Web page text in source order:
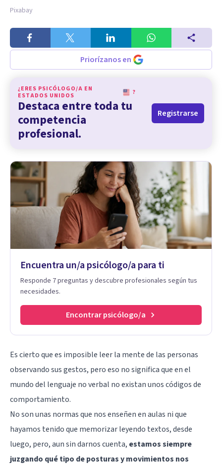
Pixabay
Priorízanos en
¿ERES PSICÓLOGO/A EN
ESTADOS UNIDOS
?
Destaca entre toda tu
competencia
profesional.
Registrarse
Encuentra un/a psicólogo/a para ti
Responde 7 preguntas y descubre profesionales según tus
necesidades.
Encontrar psicólogo/a
Es cierto que es imposible leer la mente de las personas
observando sus gestos, pero eso no significa que en el
mundo del lenguaje no verbal no existan unos códigos de
comportamiento.
No son unas normas que nos enseñen en aulas ni que
hayamos tenido que memorizar leyendo textos, desde
luego, pero, aun sin darnos cuenta, estamos siempre
juzgando qué tipo de posturas y movimientos nos